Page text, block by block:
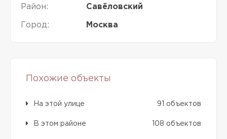
Район: Савёловский
Город: Москва
Похожие объекты
На этой улице 91 объектов
В этом районе 108 объектов